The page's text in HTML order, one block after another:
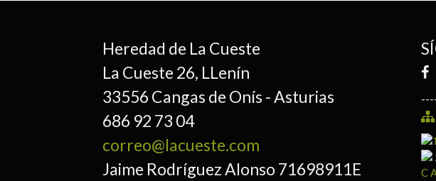
Heredad de La Cueste
La Cueste 26, LLenín
33556 Cangas de Onís - Asturias
686 92 73 04
correo@lacueste.com
Jaime Rodríguez Alonso 71698911E
C